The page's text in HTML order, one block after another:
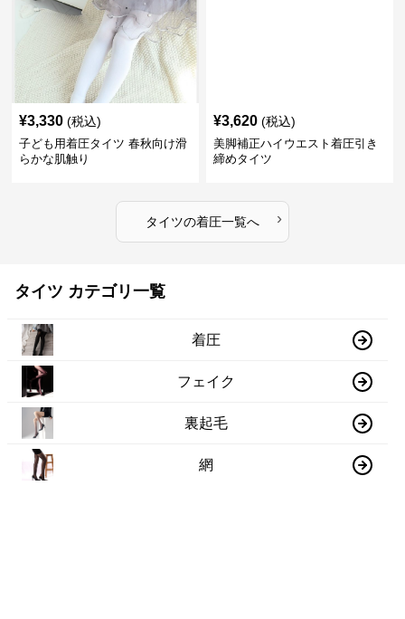
¥3,330 (税込)
子ども用着圧タイツ 春秋向け滑
らかな肌触り
¥3,620 (税込)
美脚補正ハイウエスト着圧引き
締めタイツ
タイツの着圧一覧へ ›
タイツ カテゴリ一覧
着圧
フェイク
裏起毛
網